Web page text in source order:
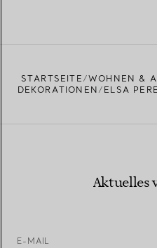
STARTSEITE WOHNEN &
DEKORATIONEN
ELSA
Aktuelles
E-MAIL